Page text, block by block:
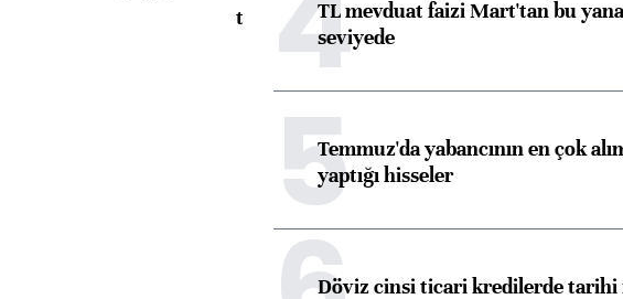
toparlandıTL mevduat faizi Mart'tan bu
seviyede
5Temmuz'da yabancının en çok
yaptığı hisseler
Döviz cinsi ticari kredilerde tarihi